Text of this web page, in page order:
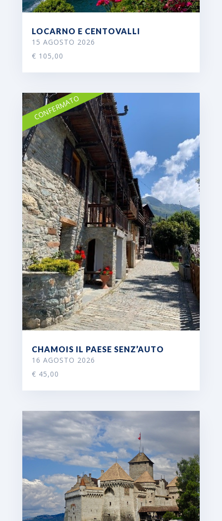
LOCARNO E CENTOVALLI
15 AGOSTO 2026
€ 105,00
CHAMOIS IL PAESE SENZ’AUTO
16 AGOSTO 2026
€ 45,00
CONFERMATO